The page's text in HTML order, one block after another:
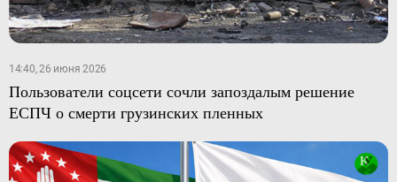
14:40, 26 июня 2026
Пользователи соцсети сочли запоздалым решение
ЕСПЧ о смерти грузинских пленных